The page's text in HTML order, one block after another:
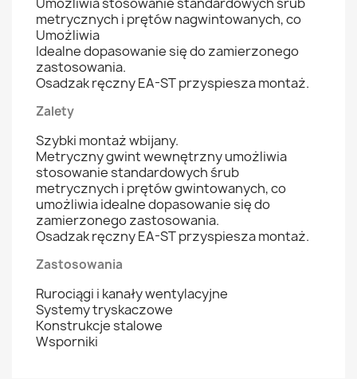
metrycznych i prętów nagwintowanych, co
Umożliwia
Idealne dopasowanie się do zamierzonego
zastosowania.
Osadzak ręczny EA-ST przyspiesza montaż.
Zalety
Szybki montaż wbijany.
Metryczny gwint wewnętrzny umożliwia
stosowanie standardowych śrub
metrycznych i prętów gwintowanych, co
umożliwia idealne dopasowanie się do
zamierzonego zastosowania.
Osadzak ręczny EA-ST przyspiesza montaż.
Zastosowania
Rurociągi i kanały wentylacyjne
Systemy tryskaczowe
Konstrukcje stalowe
Wsporniki